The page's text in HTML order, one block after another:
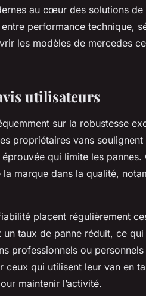
au cœur des solutions
performance technique,
les modèles de mercedes
utilisateurs
sur la robustesse
propriétaires vans
qui limite les pannes.
marque dans la qualité,
placent régulièrement
taux de panne réduit, ce
professionnels ou
qui utilisent leur van en
maintenir l’activité.